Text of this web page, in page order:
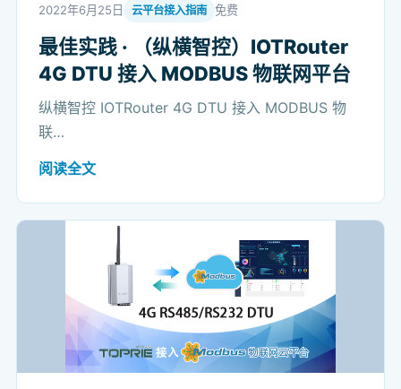
2022年6月25日 云平台接入指南 免费
最佳实践 · （纵横智控）IOTRouter
4G DTU 接入 MODBUS 物联网平台
纵横智控 IOTRouter 4G DTU 接入 MODBUS 物
联…
阅读全文